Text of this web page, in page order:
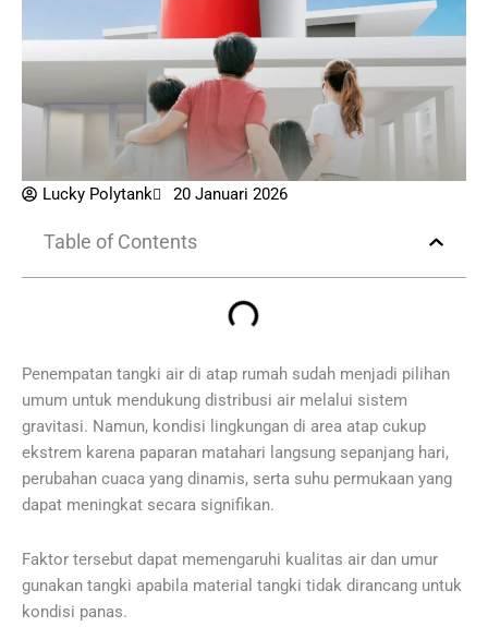
Lucky Polytank 20 Januari 2026
Table of Contents
Penempatan tangki air di atap rumah sudah menjadi pilihan
umum untuk mendukung distribusi air melalui sistem
gravitasi. Namun, kondisi lingkungan di area atap cukup
ekstrem karena paparan matahari langsung sepanjang hari,
perubahan cuaca yang dinamis, serta suhu permukaan yang
dapat meningkat secara signifikan.
Faktor tersebut dapat memengaruhi kualitas air dan umur
gunakan tangki apabila material tangki tidak dirancang untuk
kondisi panas.